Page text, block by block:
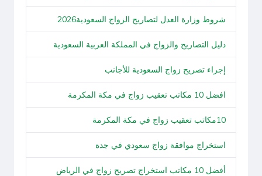
شروط وزارة العدل لتصاريح الزواج السعودية2026
دليل التصاريح والزواج في المملكة العربية السعودية
إجراء تصريح زواج السعودية للأجانب
افضل 10 مكاتب تعقيب زواج في مكة المكرمة
10مكاتب تعقيب زواج في مكة المكرمة
استخراج موافقة زواج سعودي في جدة
أفضل 10 مكاتب استخراج تصريح زواج في الرياض